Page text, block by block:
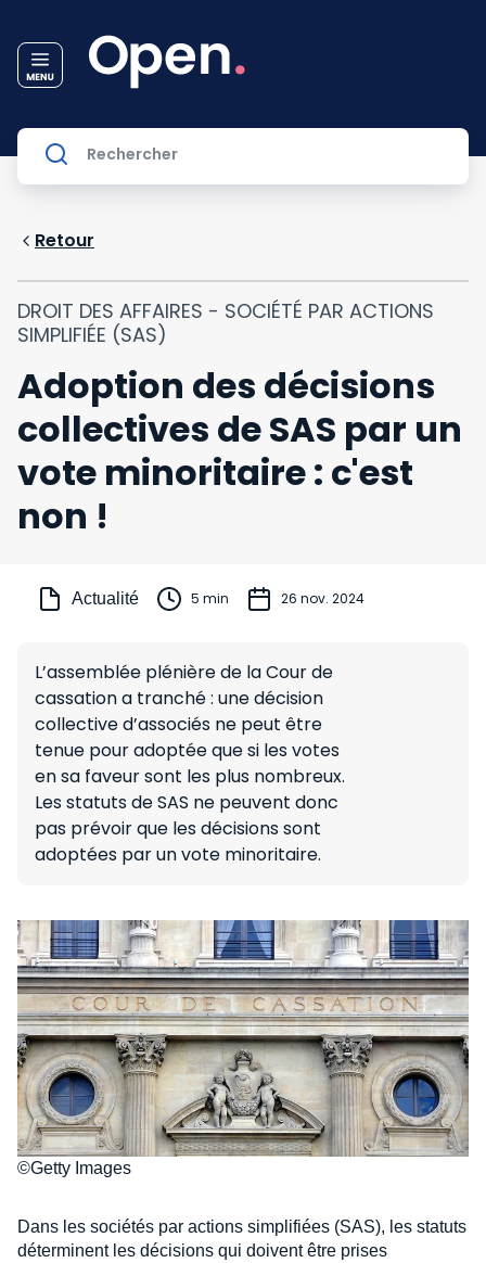
Retour
DROIT DES AFFAIRES - SOCIÉTÉ PAR ACTIONS
SIMPLIFIÉE (SAS)
Adoption des décisions
collectives de SAS par un
vote minoritaire : c'est
non !
Actualité 5 min 26 nov. 2024
L’assemblée plénière de la Cour de
cassation a tranché : une décision
collective d’associés ne peut être
tenue pour adoptée que si les votes
en sa faveur sont les plus nombreux.
Les statuts de SAS ne peuvent donc
pas prévoir que les décisions sont
adoptées par un vote minoritaire.
©Getty Images
Dans les sociétés par actions simplifiées (SAS), les statuts
déterminent les décisions qui doivent être prises